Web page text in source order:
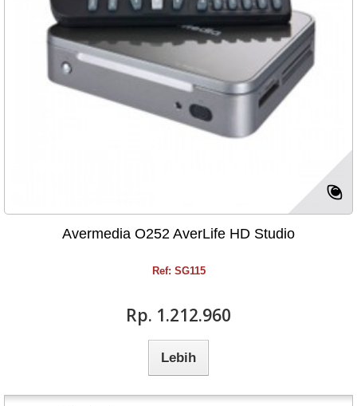
Avermedia O252 AverLife HD Studio
Ref: SG115
Rp‎. 1.212.960
Lebih